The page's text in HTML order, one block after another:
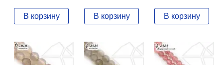
В корзину В корзину В корзину